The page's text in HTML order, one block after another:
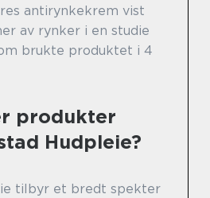
antirynkekrem vist
av rynker i en studie
brukte produktet i 4
produkter
Hudpleie?
tilbyr et bredt spekter